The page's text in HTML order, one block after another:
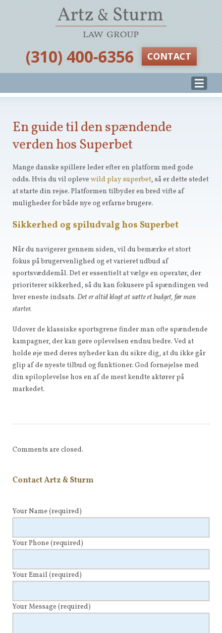
‪(310) 400-6356‬ CONTACT
En guide til den spændende
verden hos Superbet
Mange danske spillere leder efter en platform med gode
odds. Hvis du vil opleve wild play superbet, så er dette stedet
at starte din rejse. Platformen tilbyder en bred vifte af
muligheder for både nye og erfarne brugere.
Sikkerhed og spiludvalg hos Superbet
Når du navigerer gennem siden, vil du bemærke et stort
fokus på brugervenlighed og et varieret udbud af
sportsvæddemål. Det er essentielt at vælge en operatør, der
prioriterer sikkerhed, så du kan fokusere på spændingen ved
hver eneste indsats. Det er altid klogt at sætte et budget, før man
starter.
Udover de klassiske sportsgrene finder man ofte spændende
kampagner, der kan gøre oplevelsen endnu bedre. Ved at
holde øje med deres nyheder kan du sikre dig, at du ikke går
glip af de nyeste tilbud og funktioner. God fornøjelse med
din spiloplevelse hos en af de mest kendte aktører på
markedet.
Comments are closed.
Contact Artz & Sturm
Your Name (required)
Your Phone (required)
Your Email (required)
Your Message (required)